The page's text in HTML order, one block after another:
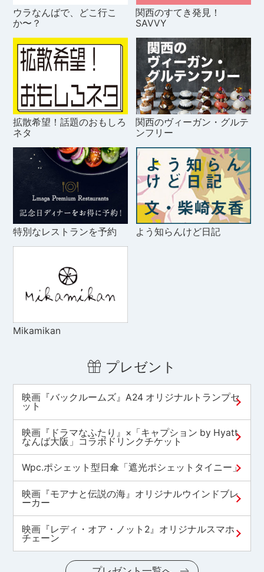
ウラなんばで、どこ行こ
か〜？
関西のすてき発見！
SAVVY
拡散希望！話題のおもしろ
ネタ
関西のヴィーガン・グルテ
ンフリー
特別なレストランを予約 よう知らんけど日記
Mikamikan
プレゼント
映画『バックルームズ』A24 オリジナルトランプセ
ット
映画『ドラマなふたり』×「キャプション by Hyatt
なんば大阪」コラボドリンクチケット
Wpc.ポシェット型日傘「遮光ポシェットタイニー」
映画『モアナと伝説の海』オリジナルウインドブレ
ーカー
映画『レディ・オア・ノット2』オリジナルスマホ
チェーン